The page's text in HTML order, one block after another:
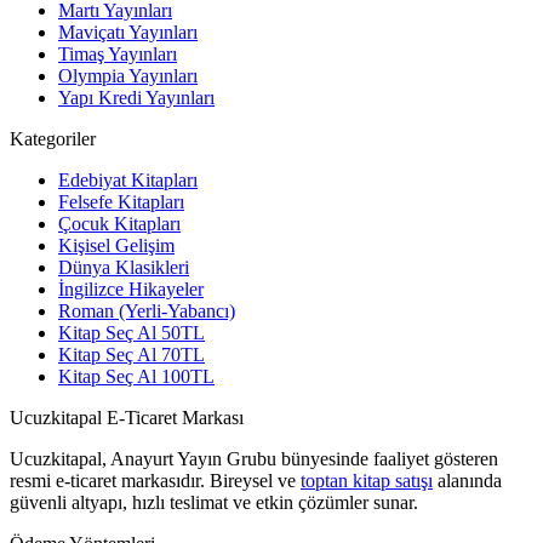
Martı Yayınları
Maviçatı Yayınları
Timaş Yayınları
Olympia Yayınları
Yapı Kredi Yayınları
Kategoriler
Edebiyat Kitapları
Felsefe Kitapları
Çocuk Kitapları
Kişisel Gelişim
Dünya Klasikleri
İngilizce Hikayeler
Roman (Yerli-Yabancı)
Kitap Seç Al 50TL
Kitap Seç Al 70TL
Kitap Seç Al 100TL
Ucuzkitapal E-Ticaret Markası
Ucuzkitapal, Anayurt Yayın Grubu bünyesinde faaliyet gösteren
resmi e-ticaret markasıdır. Bireysel ve toptan kitap satışı alanında
güvenli altyapı, hızlı teslimat ve etkin çözümler sunar.